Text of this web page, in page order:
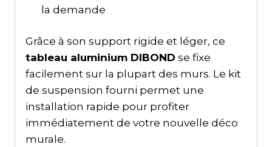
la demande
Grâce à son support rigide et léger, ce
tableau aluminium DIBOND se fixe
facilement sur la plupart des murs. Le kit
de suspension fourni permet une
installation rapide pour profiter
immédiatement de votre nouvelle déco
murale.